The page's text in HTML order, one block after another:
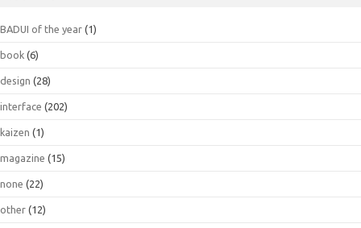
BADUI of the year (1)
book (6)
design (28)
interface (202)
kaizen (1)
magazine (15)
none (22)
other (12)